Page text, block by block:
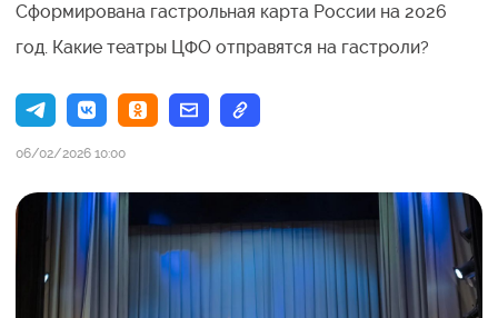
Сформирована гастрольная карта России на 2026
год. Какие театры ЦФО отправятся на гастроли?
06/02/2026 10:00